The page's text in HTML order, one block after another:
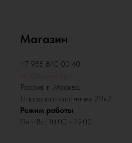
Магазин
‪+7 985 840 00 40‬
info@koss-shop.ru
Россия, г. Москва,
Народного ополчения 29к2
Режим работы
Пн - Вс: 10.00 - 19.00